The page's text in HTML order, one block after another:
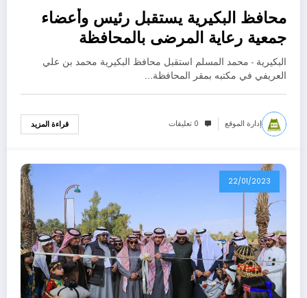
محافظ البكيرية يستقبل رئيس وأعضاء
جمعية رعاية المرضى بالمحافظة
البكيرية - محمد المسلم استقبل محافظ البكيرية محمد بن علي
العريفي في مكتبه بمقر المحافظة…
إدارة الموقع 0 تعليقات قراءة المزيد
22/01/2023